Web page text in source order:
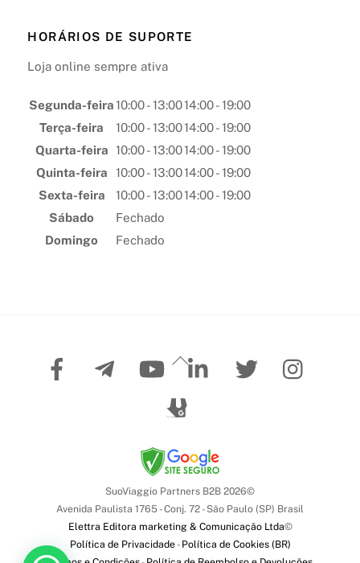
HORÁRIOS DE SUPORTE
Loja online sempre ativa
Segunda-feira 10:00 - 13:0014:00 - 19:00
Terça-feira
10:00 - 13:0014:00 - 19:00
Quarta-feira
10:00 - 13:0014:00 - 19:00
Quinta-feira
10:00 - 13:0014:00 - 19:00
Sexta-feira
10:00 - 13:0014:00 - 19:00
Sábado
Fechado
Domingo
Fechado
Back
To
Top
TelegramYouTube
SuoViaggio Partners B2B 2026©
Avenida Paulista 1765 - Conj. 72 - São Paulo (SP) Brasil
Elettra Editora marketing & Comunicação Ltda©
Política de Privacidade- Política de Cookies (BR)